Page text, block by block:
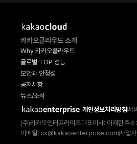
카카오클라우드 소개
Why 카카오클라우드
글로벌 TOP 성능
보안과 안정성
공지사항
뉴스/소식
개인정보처리방침서
(주)카카오엔터프라이즈대표이사: 이재한주
이메일: cx@kakaoenterprise.com사업